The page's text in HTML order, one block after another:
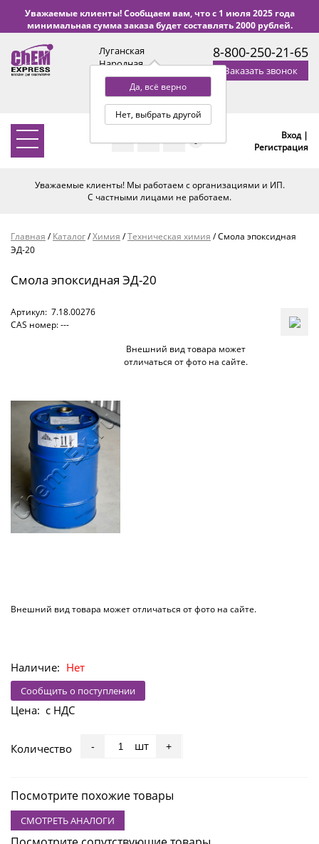
Уважаемые клиенты! Сообщаем вам, что с 1 июля 2025 года
минимальная сумма заказа будет составлять 2000 рублей.
Луганская
Народная
Республика
Да, всё верно
Нет, выбрать другой
с 9:00 до 18:00 по Уфе
(+2 МСК)
8-800-250-21-65
Заказать звонок
0
Вход |
Регистрация
Уважаемые клиенты! Мы работаем с организациями и ИП.
С частными лицами не работаем.
Главная /Каталог/Химия /Техническая химия /Смола эпоксидная
ЭД-20
Смола эпоксидная ЭД-20
Артикул: 7.18.00276
CAS номер: ---
Внешний вид товара может
отличаться от фото на сайте.
Внешний вид товара может отличаться от фото на сайте.
Наличие: Нет
Сообщить о поступлении
Цена: с НДС
Количество - шт +
Посмотрите похожие товары
СМОТРЕТЬ АНАЛОГИ